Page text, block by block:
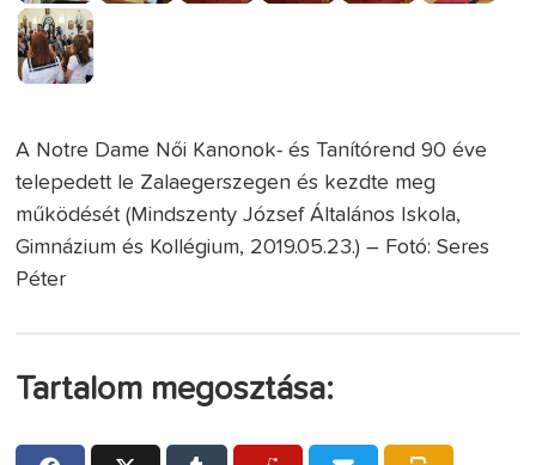
A Notre Dame Női Kanonok- és Tanítórend 90 éve
telepedett le Zalaegerszegen és kezdte meg
működését (Mindszenty József Általános Iskola,
Gimnázium és Kollégium, 2019.05.23.) – Fotó: Seres
Péter
Tartalom megosztása: